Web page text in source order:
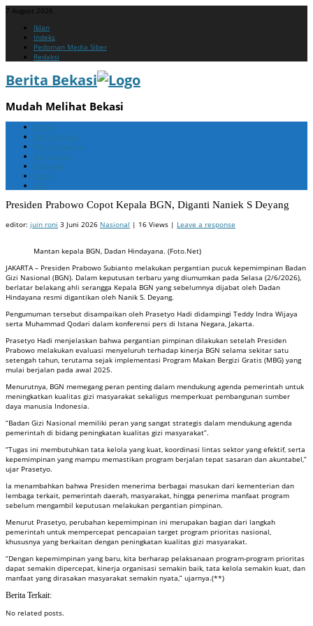
7 August 2026
Menu
content
Iklan
Indeks
Pedoman Media Siber
Redaksi
Berita Bekasi
Mudah Melihat Bekasi
Menu
content
Home
Berita Bekasi
Berita Cikarang
Berita Jabar
Nasional
Politik
ADV
Presiden Prabowo Copot Kepala BGN, Diganti Naniek S Deyang
editor: juin roni 3 Juni 2026 Nasional | 16 Views | Leave a response
Mantan kepala BGN, Dadan Hindayana. (Foto.Net)
JAKARTA – Presiden Prabowo Subianto melakukan pergantian pucuk kepemimpinan Badan
Gizi Nasional (BGN). Dalam keputusan terbaru yang diumumkan pada Selasa (2/6/2026),
berlatar belakang ahli serangga Kepala BGN yang sebelumnya dijabat oleh Dadan
Hindayana resmi digantikan oleh Nanik S. Deyang.
Pengumuman tersebut disampaikan oleh Prasetyo Hadi didampingi Teddy Indra Wijaya
serta Muhammad Qodari dalam konferensi pers di Istana Negara, Jakarta.
Prasetyo Hadi menjelaskan bahwa pergantian pimpinan dilakukan setelah Presiden
Prabowo melakukan evaluasi menyeluruh terhadap kinerja BGN selama sekitar satu
setengah tahun, terutama sejak implementasi Program Makan Bergizi Gratis (MBG) yang
mulai berjalan pada awal 2025.
Menurutnya, BGN memegang peran penting dalam mendukung agenda pemerintah untuk
meningkatkan kualitas gizi masyarakat sekaligus memperkuat pembangunan sumber
daya manusia Indonesia.
“Badan Gizi Nasional memiliki peran yang sangat strategis dalam mendukung agenda
pemerintah di bidang peningkatan kualitas gizi masyarakat”.
“Tugas ini membutuhkan tata kelola yang kuat, koordinasi lintas sektor yang efektif, serta
kepemimpinan yang mampu memastikan program berjalan tepat sasaran dan akuntabel,”
ujar Prasetyo.
Ia menambahkan bahwa Presiden menerima berbagai masukan dari kementerian dan
lembaga terkait, pemerintah daerah, masyarakat, hingga penerima manfaat program
sebelum mengambil keputusan melakukan pergantian pimpinan.
Menurut Prasetyo, perubahan kepemimpinan ini merupakan bagian dari langkah
pemerintah untuk mempercepat pencapaian target program prioritas nasional,
khususnya yang berkaitan dengan peningkatan kualitas gizi masyarakat.
“Dengan kepemimpinan yang baru, kita berharap pelaksanaan program-program prioritas
dapat semakin dipercepat, kinerja organisasi semakin baik, tata kelola semakin kuat, dan
manfaat yang dirasakan masyarakat semakin nyata,” ujarnya.(**)
Berita Terkait:
No related posts.